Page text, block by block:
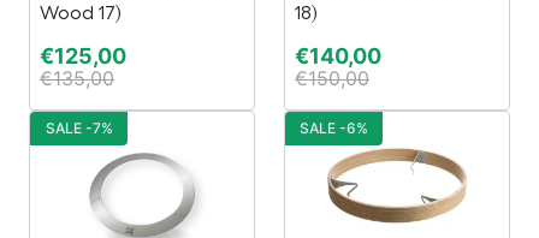
Wood 17)
€125,00
€135,00
18)
€140,00
€150,00
SALE -7% SALE -6%